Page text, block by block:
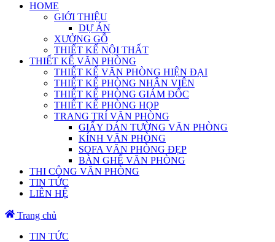
HOME
GIỚI THIỆU
DỰ ÁN
XƯỞNG GỖ
THIẾT KẾ NỘI THẤT
THIẾT KẾ VĂN PHÒNG
THIẾT KẾ VĂN PHÒNG HIỆN ĐẠI
THIẾT KẾ PHÒNG NHÂN VIÊN
THIẾT KẾ PHÒNG GIÁM ĐỐC
THIẾT KẾ PHÒNG HỌP
TRANG TRÍ VĂN PHÒNG
GIẤY DÁN TƯỜNG VĂN PHÒNG
KÍNH VĂN PHÒNG
SOFA VĂN PHÒNG ĐẸP
BÀN GHẾ VĂN PHÒNG
THI CÔNG VĂN PHÒNG
TIN TỨC
LIÊN HỆ
Trang chủ
TIN TỨC